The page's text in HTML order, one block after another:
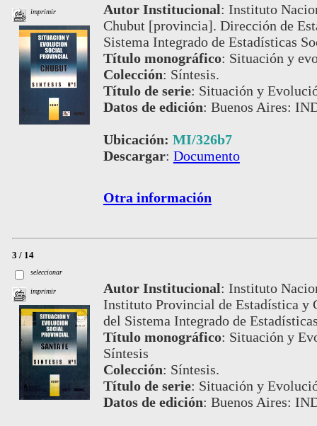
imprimir Autor Institucional: Instituto
Chubut [provincia]. Dirección de
Sistema Integrado de Estadísticas
Título monográfico: Situación y
Colección: Síntesis.
Título de serie: Situación y
Datos de edición: Buenos Aires:
Ubicación: MI/326b7
Descargar: Documento
Otra información
3 / 14
seleccionar
imprimir Autor Institucional: Instituto
Instituto Provincial de Estadística y
del Sistema Integrado de
Título monográfico: Situación y
Síntesis
Colección: Síntesis.
Título de serie: Situación y
Datos de edición: Buenos Aires: